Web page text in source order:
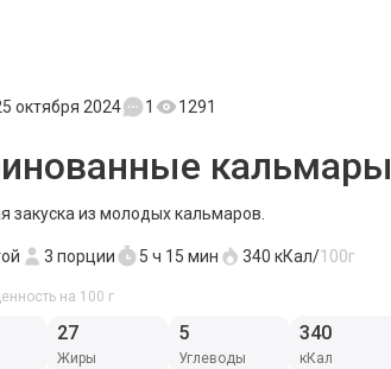
октября 2024 1 1291
кальмары
закуска из молодых кальмаров.
3 порции 5 ч 15 мин 340 кКал/100г
на 100 г
27
Жиры
5
Углеводы
340
кКал